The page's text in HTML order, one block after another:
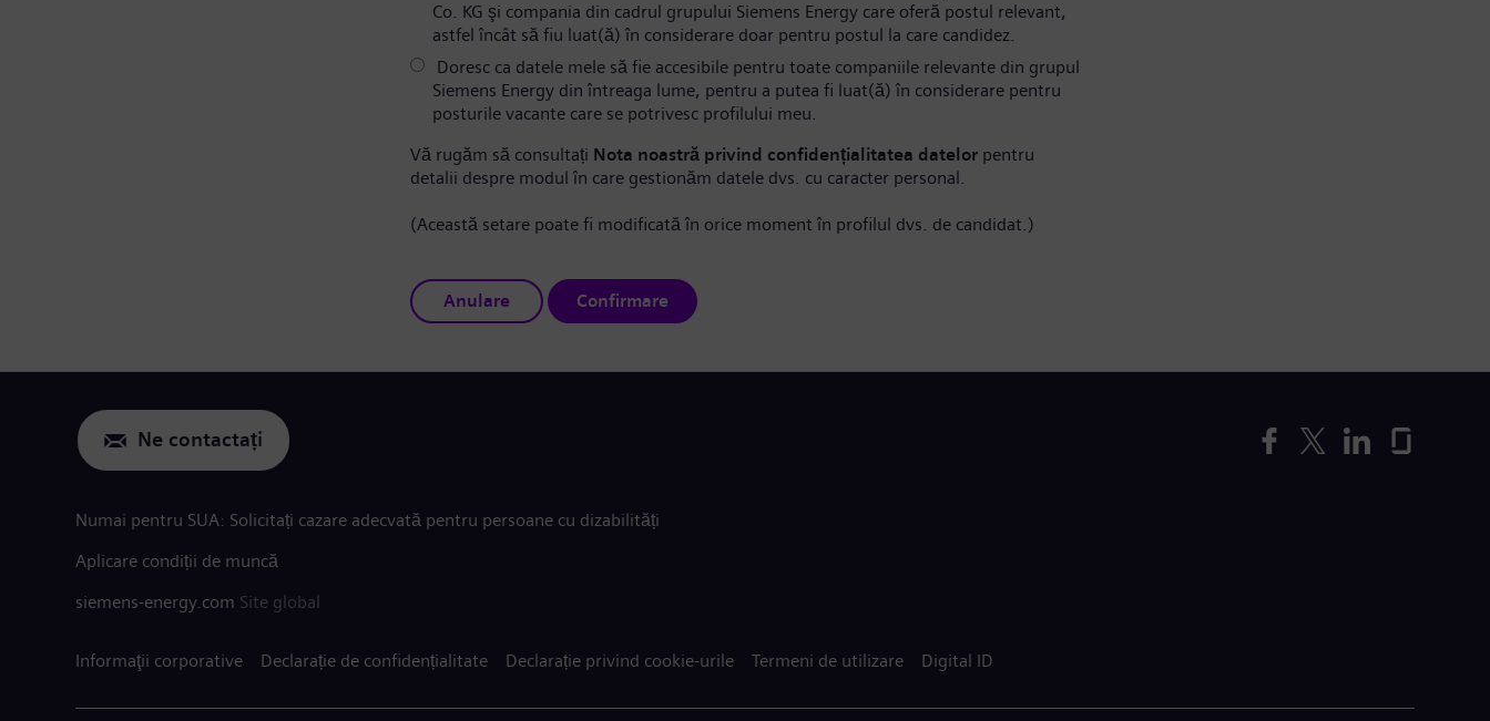
Co. KG şi compania din cadrul grupului Siemens Energy care oferă postul relevant,
astfel încât să fiu luat(ă) în considerare doar pentru postul la care candidez.
Doresc ca datele mele să fie accesibile pentru toate companiile relevante din grupul
Siemens Energy din întreaga lume, pentru a putea fi luat(ă) în considerare pentru
posturile vacante care se potrivesc profilului meu.
Vă rugăm să consultați Nota noastră privind confidențialitatea datelor pentru
detalii despre modul în care gestionăm datele dvs. cu caracter personal.
(Această setare poate fi modificată în orice moment în profilul dvs. de candidat.)
Anulare Confirmare
Ne contactați
Numai pentru SUA: Solicitați cazare adecvată pentru persoane cu dizabilități
Aplicare condiții de muncă
siemens-energy.com Site global
Informaţii corporative Declarație de confidențialitate Declarație privind cookie-urile Termeni de utilizare Digital ID